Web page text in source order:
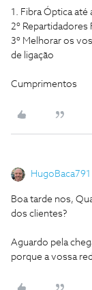
1. Fibra Óptica até
2º Repartidadores
3º Melhorar os
de ligação
Cumprimentos
HugoBaca791
Boa tarde nos,
dos clientes?
Aguardo pela
porque a vossa